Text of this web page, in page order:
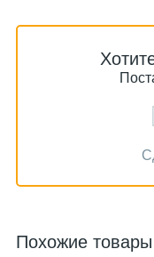
Похожие товары